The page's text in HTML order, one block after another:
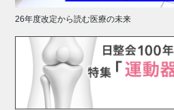
26年度改定から読む医療の未来